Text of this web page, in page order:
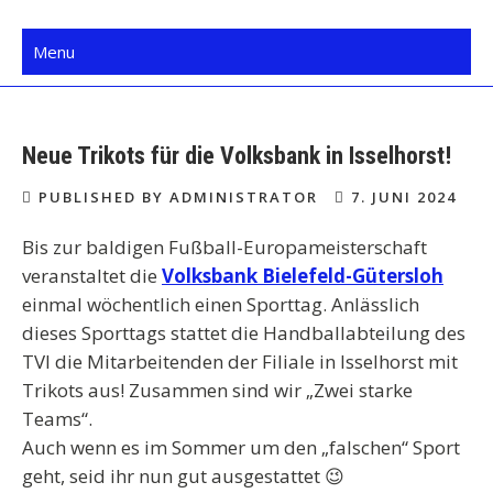
content
TV Isselhorst Handball
Menu
Neue Trikots für die Volksbank in Isselhorst!
PUBLISHED BY ADMINISTRATOR 7. JUNI 2024
Bis zur baldigen Fußball-Europameisterschaft
veranstaltet die Volksbank Bielefeld-Gütersloh
einmal wöchentlich einen Sporttag. Anlässlich
dieses Sporttags stattet die Handballabteilung des
TVI die Mitarbeitenden der Filiale in Isselhorst mit
Trikots aus! Zusammen sind wir „Zwei starke
Teams“.
Auch wenn es im Sommer um den „falschen“ Sport
geht, seid ihr nun gut ausgestattet 😉